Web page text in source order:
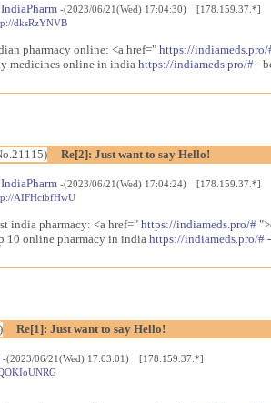
IndiaPharm -(2023/06/21(Wed) 17:04:30) [178.159.37.*]
dksRzYNVB
pharmacy online: <a href=" https://indiameds.pro/
medicines online in india https://indiameds.pro/#-
Re[2]: Just want to say Hello!
IndiaPharm -(2023/06/21(Wed) 17:04:24) [178.159.37.*]
AIFHcibfHwU
india pharmacy: <a href=" https://indiameds.pro/#
10 online pharmacy in india https://indiameds.pro/#-
Re[1]: Just want to say Hello!
-(2023/06/21(Wed) 17:03:01) [178.159.37.*]